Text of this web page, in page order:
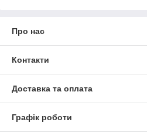
Про нас
Контакти
Доставка та оплата
Графік роботи